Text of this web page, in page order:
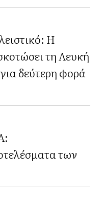
Η
τη Λευκή
δεύτερη φορά
των